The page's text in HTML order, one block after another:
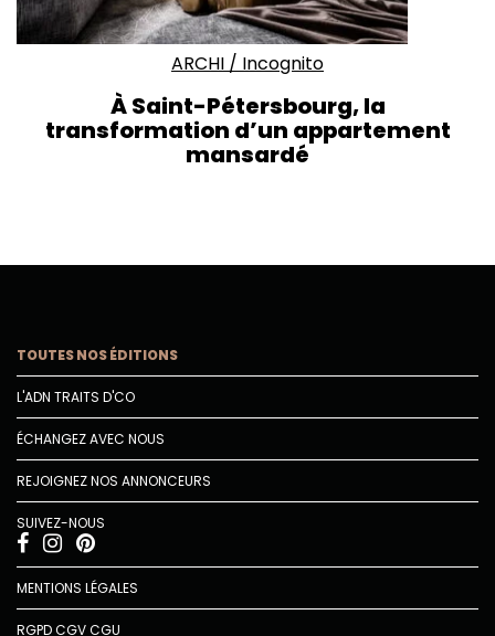
ARCHI / Incognito
À Saint-Pétersbourg, la
transformation d’un appartement
mansardé
TOUTES NOS ÉDITIONS
L'ADN TRAITS D'CO
ÉCHANGEZ AVEC NOUS
REJOIGNEZ NOS ANNONCEURS
SUIVEZ-NOUS
MENTIONS LÉGALES
RGPDCGVCGU